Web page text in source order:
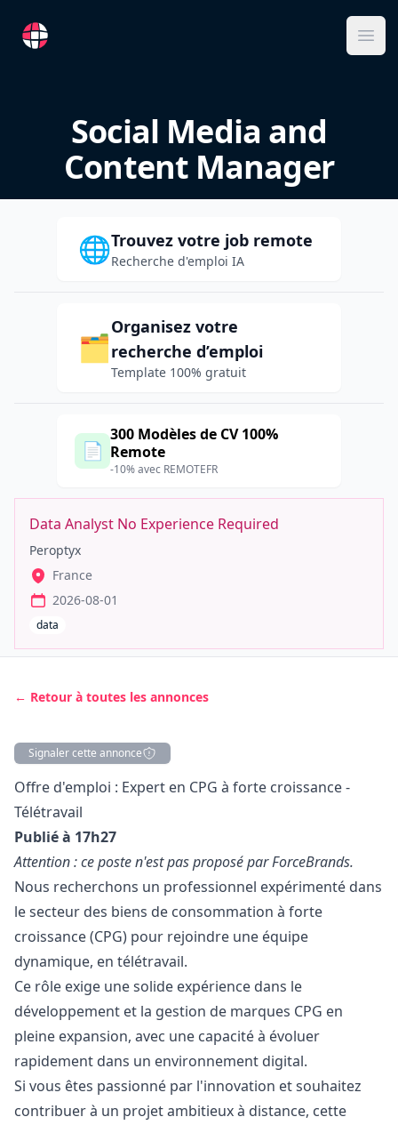
RemoteFR
Social Media and
Content Manager
🌐Trouvez votre job remote
Recherche d'emploi IA
🗂️
Organisez votre
recherche d’emploi
Template 100% gratuit
📄
300 Modèles de CV 100%
Remote
-10% avec REMOTEFR
Data Analyst No Experience Required
Peroptyx
France
2026-08-01
data
← Retour à toutes les annonces
Signaler cette annonce
Description
Offre d'emploi : Expert en CPG à forte croissance -
Télétravail
Publié à 17h27
Attention : ce poste n'est pas proposé par ForceBrands.
Nous recherchons un professionnel expérimenté dans
le secteur des biens de consommation à forte
croissance (CPG) pour rejoindre une équipe
dynamique, en télétravail.
Ce rôle exige une solide expérience dans le
développement et la gestion de marques CPG en
pleine expansion, avec une capacité à évoluer
rapidement dans un environnement digital.
Si vous êtes passionné par l'innovation et souhaitez
contribuer à un projet ambitieux à distance, cette